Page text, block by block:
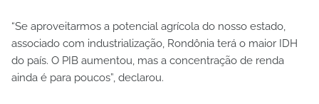
“Se aproveitarmos a potencial agrícola do nosso estado,
associado com industrialização, Rondônia terá o maior IDH
do país. O PIB aumentou, mas a concentração de renda
ainda é para poucos”, declarou.